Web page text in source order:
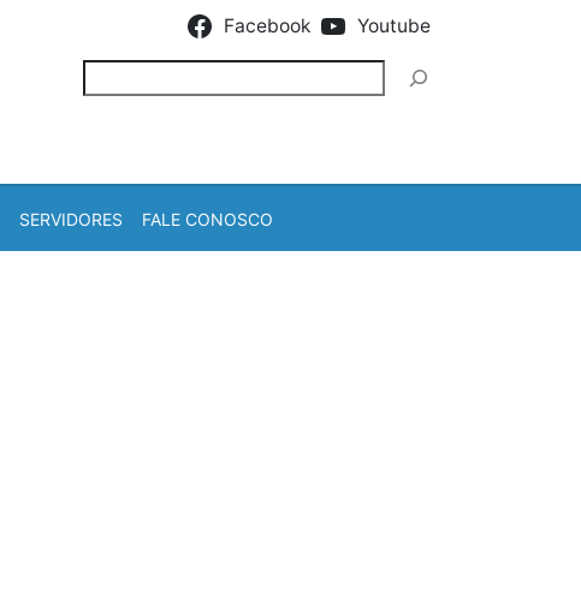
Facebook Youtube
SERVIDORES FALE CONOSCO